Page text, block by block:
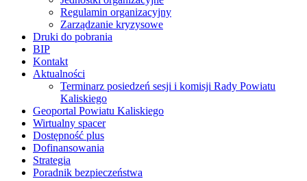
Regulamin organizacyjny
Zarządzanie kryzysowe
Druki do pobrania
BIP
Kontakt
Aktualności
Terminarz posiedzeń sesji i komisji Rady Powiatu
Kaliskiego
Geoportal Powiatu Kaliskiego
Wirtualny spacer
Dostępność plus
Dofinansowania
Strategia
Poradnik bezpieczeństwa